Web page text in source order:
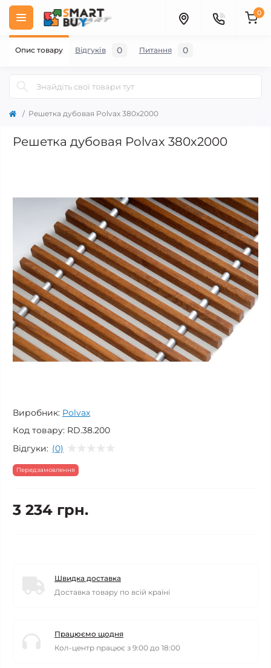
0
Решетка дубовая Polvax 380х2000
Решетка дубовая Polvax 380х2000
Виробник: Polvax
Код товару: RD.38.200
Відгуки: (0)
Передзамовлення
3 234 грн.
Швидка доставка
Доставка товару по всій країні
Працюємо щодня
Кол-центр працює з 9:00 до 18:00
Опис товару Відгуків 0 Питання 0